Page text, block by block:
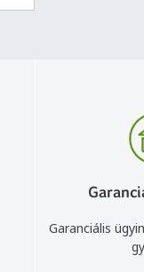
Garanciális